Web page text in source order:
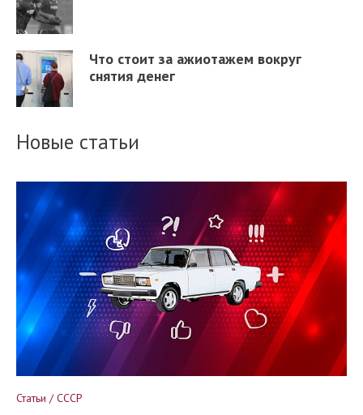
Что стоит за ажиотажем вокруг
снятия денег
Новые статьи
Статьи / СССР